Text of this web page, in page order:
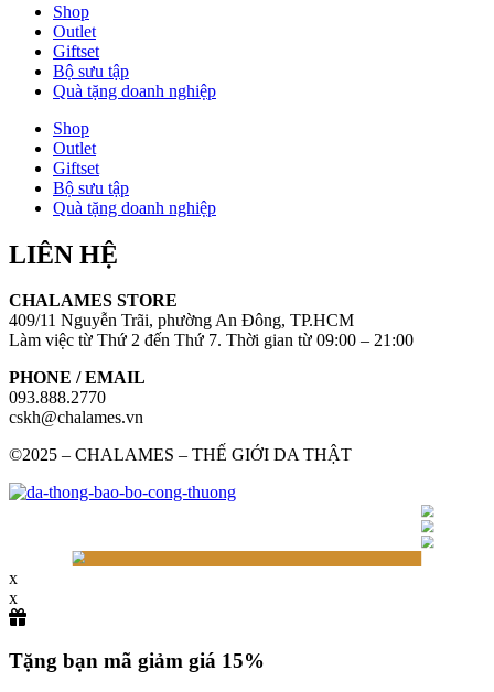
Shop
Outlet
Giftset
Bộ sưu tập
Quà tặng doanh nghiệp
Shop
Outlet
Giftset
Bộ sưu tập
Quà tặng doanh nghiệp
LIÊN HỆ
CHALAMES STORE
409/11 Nguyễn Trãi, phường An Đông, TP.HCM
Làm việc từ Thứ 2 đến Thứ 7. Thời gian từ 09:00 – 21:00
PHONE / EMAIL
093.888.2770
cskh@chalames.vn
©2025 – CHALAMES – THẾ GIỚI DA THẬT
x
x
Tặng bạn mã giảm giá 15%